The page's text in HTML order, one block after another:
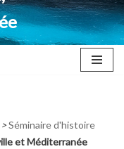
> Séminaire d'histoire
et Méditerranée